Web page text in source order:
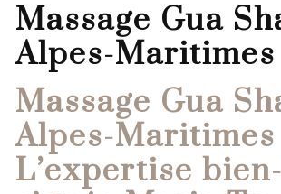
Massage Gua Sha XL à
Alpes-Maritimes
Massage Gua Sha XL à
Alpes-Maritimes
L’expertise